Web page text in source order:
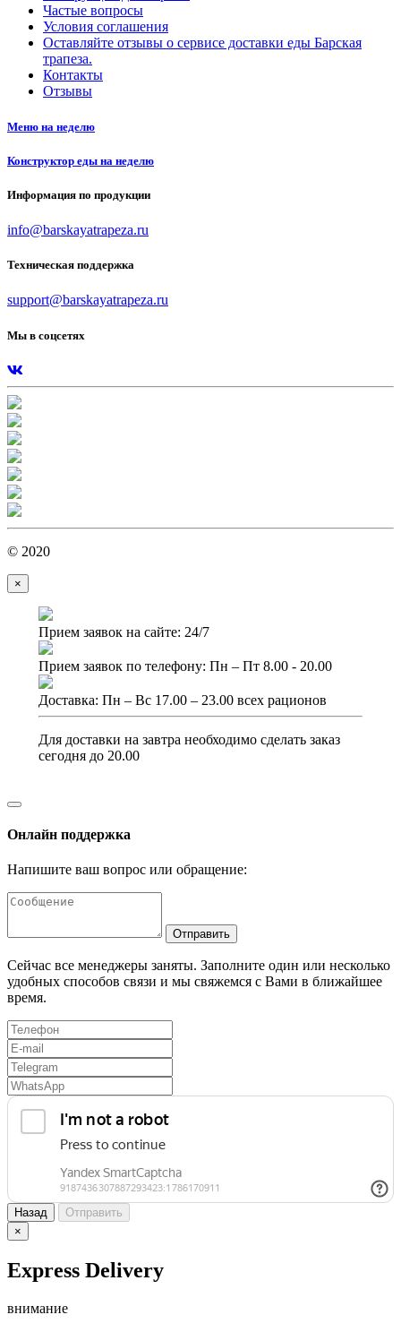
Частые вопросы
Условия соглашения
Оставляйте отзывы о сервисе доставки еды Барская
трапеза.
Контакты
Отзывы
Меню на неделю
Конструктор еды на неделю
Информация по продукции
info@barskayatrapeza.ru
Техническая поддержка
support@barskayatrapeza.ru
Мы в соцсетях
© 2020
×
Прием заявок на сайте: 24/7
Прием заявок по телефону: Пн – Пт 8.00 - 20.00
Доставка: Пн – Вс 17.00 – 23.00 всех рационов
Для доставки на завтра необходимо сделать заказ
сегодня до 20.00
Онлайн поддержка
Напишите ваш вопрос или обращение:
Отправить
Сейчас все менеджеры заняты. Заполните один или несколько
удобных способов связи и мы свяжемся с Вами в ближайшее
время.
Назад
Отправить
×
Express Delivery
внимание